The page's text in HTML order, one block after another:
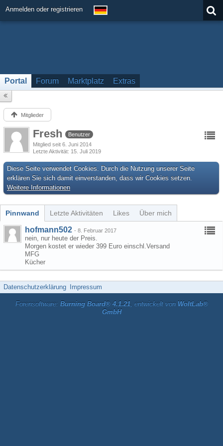
Anmelden oder registrieren
Portal Forum Marktplatz Extras
Mitglieder
Fresh
Benutzer
Mitglied seit 6. Juni 2014
Letzte Aktivität 15. Juli 2019
Diese Seite verwendet Cookies. Durch die Nutzung unserer Seite
erklären Sie sich damit einverstanden, dass wir Cookies setzen.
Weitere Informationen
Pinnwand Letzte Aktivitäten Likes Über mich
hofmann502 - 8. Februar 2017
nein, nur heute der Preis.
Morgen kostet er wieder 399 Euro einschl.Versand
MFG
Kücher
Datenschutzerklärung Impressum
Forensoftware: Burning Board® 4.1.21, entwickelt von WoltLab®
GmbH